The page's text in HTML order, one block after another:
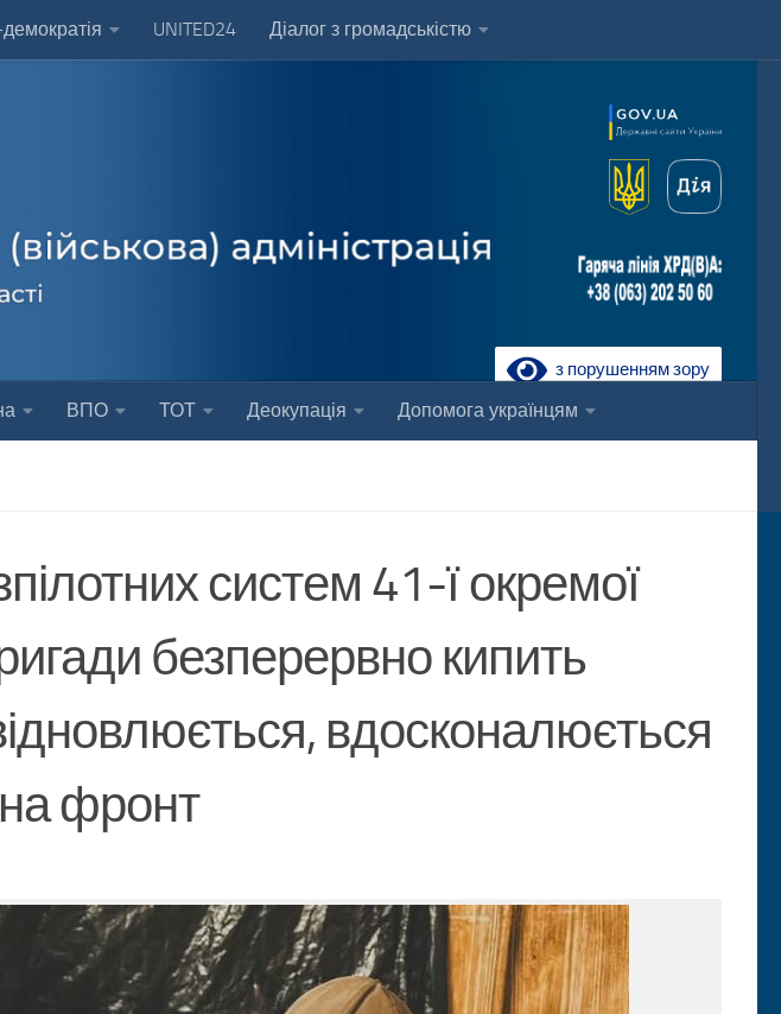
UNITED24 Діалог з громадськістю
з порушенням зору
ВПО ТОТ Деокупація Допомога українцям
систем 41-ї окремої
безперервно кипить
вдосконалюється
фронт